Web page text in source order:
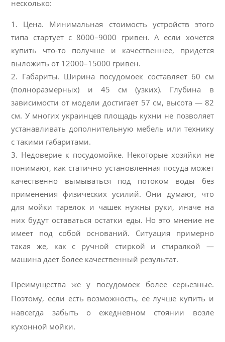
несколько:
Цена. Минимальная стоимость устройств этого
типа стартует с 8000–9000 гривен. А если хочется
купить что-то получше и качественнее, придется
выложить от 12000–15000 гривен.
Габариты. Ширина посудомоек составляет 60 см
(полноразмерных) и 45 см (узких). Глубина в
зависимости от модели достигает 57 см, высота — 82
см. У многих украинцев площадь кухни не позволяет
устанавливать дополнительную мебель или технику
с такими габаритами.
Недоверие к посудомойке. Некоторые хозяйки не
понимают, как статично установленная посуда может
качественно вымываться под потоком воды без
применения физических усилий. Они думают, что
для мойки тарелок и чашек нужны руки, иначе на
них будут оставаться остатки еды. Но это мнение не
имеет под собой оснований. Ситуация примерно
такая же, как с ручной стиркой и стиралкой —
машина дает более качественный результат.
Преимущества же у посудомоек более серьезные.
Поэтому, если есть возможность, ее лучше купить и
навсегда забыть о ежедневном стоянии возле
кухонной мойки.